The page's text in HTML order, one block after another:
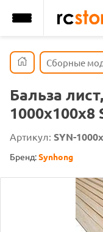
Сборные
Бальза
1000x100x8
Артикул: SYN-
Бренд:Synhong